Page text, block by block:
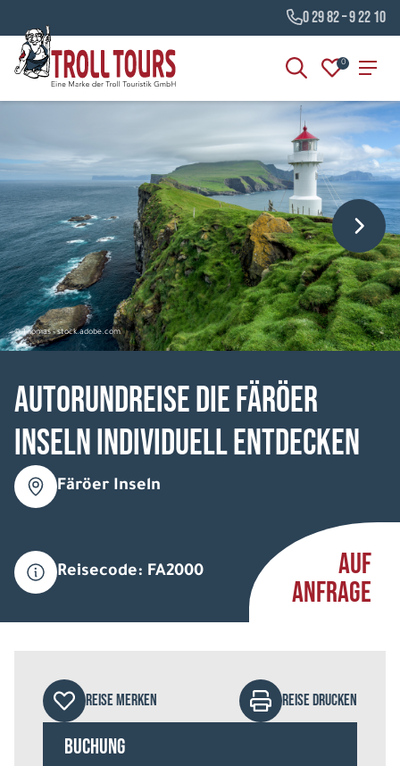
0 29 82 – 9 22 10
0
© Thomas - stock.adobe.com
Autorundreise Die Färöer
Inseln individuell entdecken
Färöer Inseln
Reisecode: FA2000
AUF
ANFRAGE
REISE MERKEN REISE DRUCKEN
Buchung